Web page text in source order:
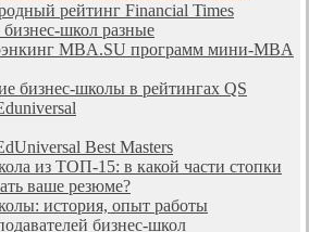
рейтинг Financial Times
школ разные
MBA.SU программ мини-MBA
бизнес-школы в рейтингах QS
Best Masters
из ТОП-15: в какой части стопки
ваше резюме?
история, опыт работы
бизнес-школ